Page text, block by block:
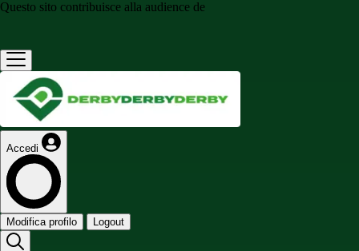
Questo sito contribuisce alla audience de
Accedi
Modifica profilo Logout